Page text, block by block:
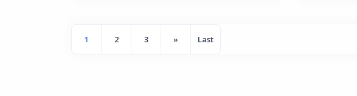
1 2 3 » Last